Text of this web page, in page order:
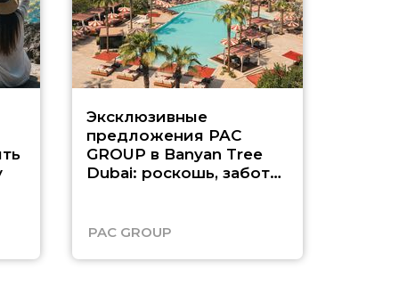
Эксклюзивные
предложения PAC
GROUP в Banyan Tree
Dubai: роскошь, забота
PAC GROUP